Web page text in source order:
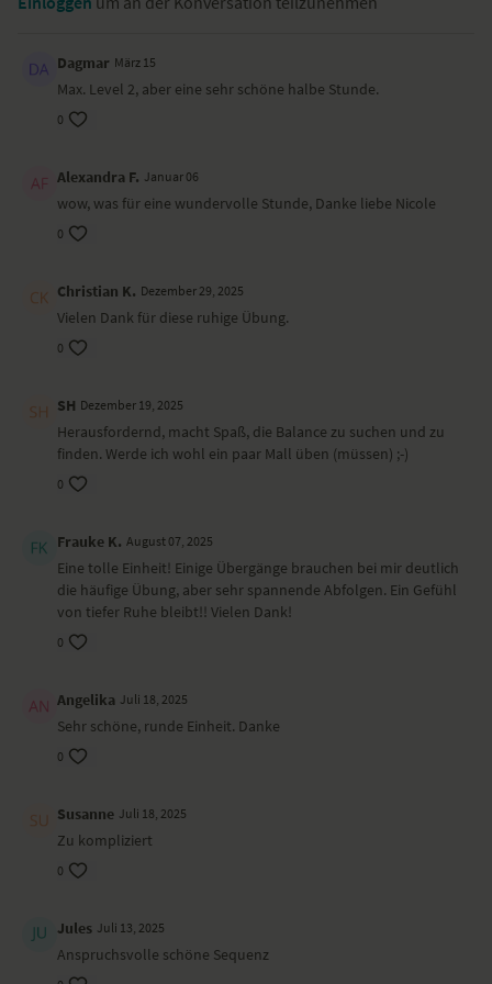
kalt, Tag und Nacht, Ehre und Schmach. Und sein großer Bauch
Asana-Mix, welche Eigenschaften und Stärken du für dich aus dieser
Yoga-Sequenz ziehst.
YogaEasy.de hat dieses Yoga-Video für dich
dir dieser ausgewogene Asana-Mix Kraft und Weisheit geben soll.
Besondere Yoga-Übungen (Asanas)
Handgelenk kreisen
Vierfüßlerstand Katze/Kuh
Kindhaltung
Hund mit Split
Hund mit Welle im Brett
Uttanasana
Ganesha Pose
Berg
Hund Split
Seitstütz
Krieger I
Krieger II
Winkel
Taube
Boot Variante mit Schulter-Dehnung
Rückenlage
Nadelöhr und Variante
Krokodil
Wirkung und Vorteile der Yoga-Übungs-Sequenz
Du bringst mit erdenden Asanas Aufmerksamkeit in deine Basis. Mit
Hüftöffnern löst du Blockaden. Oder um mit der Bedeutung und
Absicht von Ganesha zu sprechen: gehe deine Praxis mit Wohlgemut
und Enthusiasmus an und die guten Kräfte werden schon kommen.
Dagmar März 15
Max. Level 2, aber eine sehr schöne halbe Stunde.
0
Alexandra F. Januar 06
wow, was für eine wundervolle Stunde, Danke liebe Nicole
0
Christian K. Dezember 29, 2025
Vielen Dank für diese ruhige Übung.
0
SH Dezember 19, 2025
Herausfordernd, macht Spaß, die Balance zu suchen und zu
finden. Werde ich wohl ein paar Mall üben (müssen) ;-)
0
Frauke K. August 07, 2025
Eine tolle Einheit! Einige Übergänge brauchen bei mir deutlich
die häufige Übung, aber sehr spannende Abfolgen. Ein Gefühl
von tiefer Ruhe bleibt!! Vielen Dank!
0
Angelika Juli 18, 2025
Sehr schöne, runde Einheit. Danke
0
Susanne Juli 18, 2025
Zu kompliziert
0
Jules Juli 13, 2025
Anspruchsvolle schöne Sequenz